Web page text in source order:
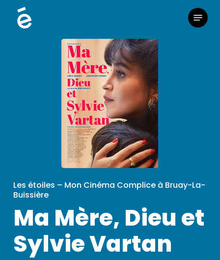
Menu
Les étoiles – Mon Cinéma Complice à Bruay-La-
Buissière
Ma Mère, Dieu et
Sylvie Vartan